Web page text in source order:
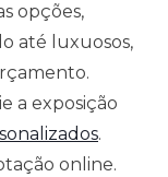
opções,
até luxuosos,
a exposição
.
online.